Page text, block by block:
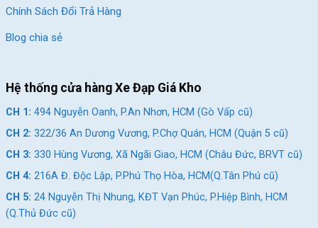
Chính Sách Đổi Trả Hàng
Blog chia sẻ
Hệ thống cửa hàng Xe Đạp Giá Kho
CH 1: 494 Nguyễn Oanh, P.An Nhơn, HCM (Gò Vấp cũ)
CH 2: 322/36 An Dương Vương, P.Chợ Quán, HCM (Quận 5 cũ)
CH 3: 330 Hùng Vương, Xã Ngãi Giao, HCM (Châu Đức, BRVT cũ)
CH 4: 216A Đ. Độc Lập, P.Phú Thọ Hòa, HCM(Q.Tân Phú cũ)
CH 5: 24 Nguyễn Thị Nhung, KĐT Vạn Phúc, P.Hiệp Bình, HCM
(Q.Thủ Đức cũ)